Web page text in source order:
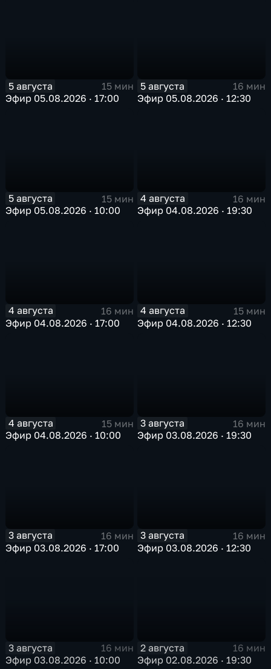
5 августа
15 мин
Эфир 05.08.2026 · 17:00
5 августа
16 мин
Эфир 05.08.2026 · 12:30
5 августа
15 мин
Эфир 05.08.2026 · 10:00
4 августа
16 мин
Эфир 04.08.2026 · 19:30
4 августа
16 мин
Эфир 04.08.2026 · 17:00
4 августа
15 мин
Эфир 04.08.2026 · 12:30
4 августа
15 мин
Эфир 04.08.2026 · 10:00
3 августа
16 мин
Эфир 03.08.2026 · 19:30
3 августа
16 мин
Эфир 03.08.2026 · 17:00
3 августа
16 мин
Эфир 03.08.2026 · 12:30
3 августа
16 мин
Эфир 03.08.2026 · 10:00
2 августа
16 мин
Эфир 02.08.2026 · 19:30